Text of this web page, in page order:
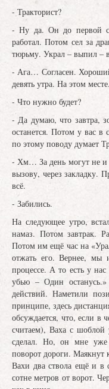
- Тракторист?
- Ну да. Он до первой
работал. Потом сел за
тюрьму. Украл – выпил –
- Ага… Согласен.
девять утра. На этом месте.
- Что нужно будет?
- Да думаю, что завтра,
останется. Потом у вас в
по этому поводу думает
- Хм… За день могут не и
вызову, через закладку.
всё.
- Забились.
На следующее утро,
намаз. Потом завтрак.
Потом им ещё час на
отжать его. Вернее, мы
процессе. А то есть у
убью – Один
действий. Наметили
принципе, здесь
обсуждается, что, если в
считаем), Ваха с
сделал. Но, он мне
поворот дороги. Маякнут
Вахи два ствола ещё и в
сотне метров от ворот.